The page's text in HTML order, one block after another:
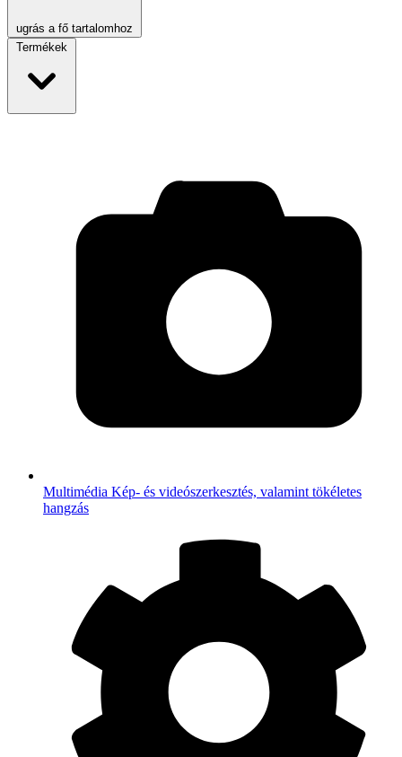
ugrás a fő tartalomhoz
Termékek
Multimédia Kép- és videószerkesztés, valamint tökéletes
hangzás